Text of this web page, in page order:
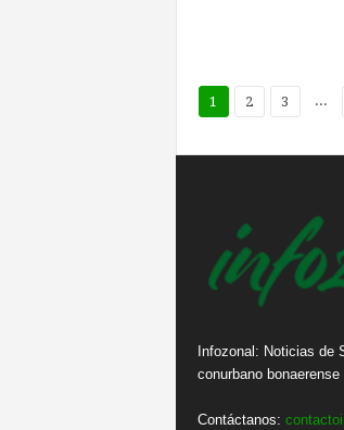
1 2 3 ...
Infozonal: Noticias de
conurbano bonaerense
Contáctanos: